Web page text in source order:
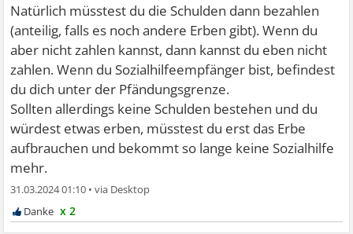
Natürlich müsstest du die Schulden dann bezahlen
(anteilig, falls es noch andere Erben gibt). Wenn du
aber nicht zahlen kannst, dann kannst du eben nicht
zahlen. Wenn du Sozialhilfeempfänger bist, befindest
du dich unter der Pfändungsgrenze.
Sollten allerdings keine Schulden bestehen und du
würdest etwas erben, müsstest du erst das Erbe
aufbrauchen und bekommt so lange keine Sozialhilfe
mehr.
31.03.2024 01:10 •
x 2